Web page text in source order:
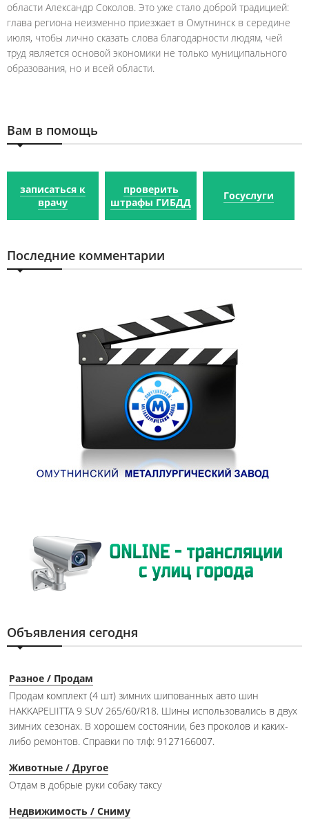
области Александр Соколов. Это уже стало доброй традицией:
глава региона неизменно приезжает в Омутнинск в середине
июля, чтобы лично сказать слова благодарности людям, чей
труд является основой экономики не только муниципального
образования, но и всей области.
Вам в помощь
записаться к
врачу
проверить
штрафы ГИБДД
Госуслуги
Последние комментарии
Объявления сегодня
Разное / Продам
Продам комплект (4 шт) зимних шипованных авто шин
HAKKAPELIITTA 9 SUV 265/60/R18. Шины использовались в двух
зимних сезонах. В хорошем состоянии, без проколов и каких-
либо ремонтов. Справки по тлф: 9127166007.
Животные / Другое
Отдам в добрые руки собаку таксу
Недвижимость / Сниму